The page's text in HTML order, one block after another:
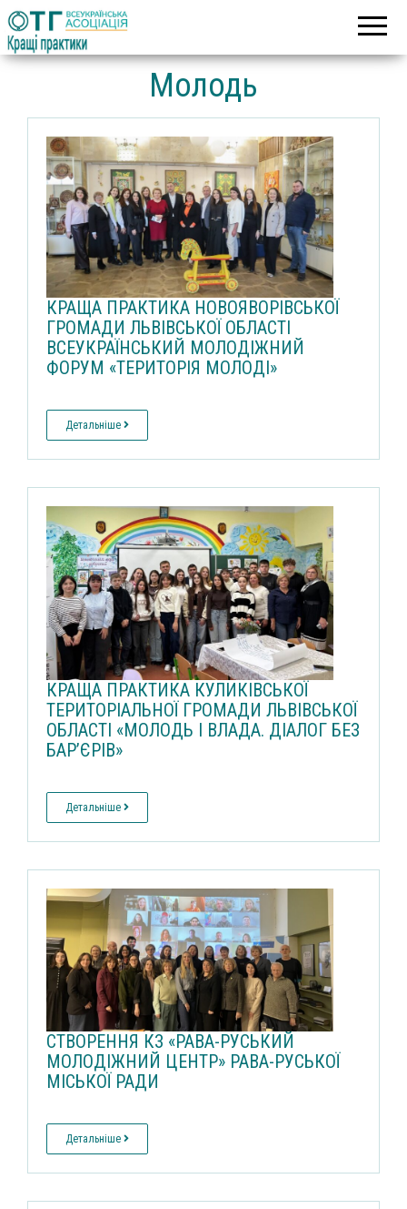
громад
Молодь
КРАЩА ПРАКТИКА НОВОЯВОРІВСЬКОЇ
ГРОМАДИ ЛЬВІВСЬКОЇ ОБЛАСТІ
ВСЕУКРАЇНСЬКИЙ МОЛОДІЖНИЙ
ФОРУМ «ТЕРИТОРІЯ МОЛОДІ»
Детальніше
КРАЩА ПРАКТИКА КУЛИКІВСЬКОЇ
ТЕРИТОРІАЛЬНОЇ ГРОМАДИ ЛЬВІВСЬКОЇ
ОБЛАСТІ «МОЛОДЬ І ВЛАДА. ДІАЛОГ БЕЗ
БАР’ЄРІВ»
Детальніше
СТВОРЕННЯ КЗ «РАВА-РУСЬКИЙ
МОЛОДІЖНИЙ ЦЕНТР» РАВА-РУСЬКОЇ
МІСЬКОЇ РАДИ
Детальніше